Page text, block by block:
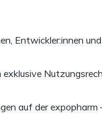
Entwickler:innen
auf der